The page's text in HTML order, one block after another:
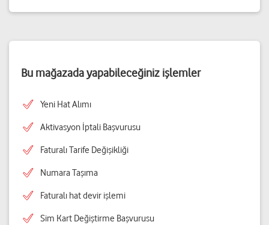
Bu mağazada yapabileceğiniz işlemler
Yeni Hat Alımı
Aktivasyon İptali Başvurusu
Faturalı Tarife Değişikliği
Numara Taşıma
Faturalı hat devir işlemi
Sim Kart Değiştirme Başvurusu